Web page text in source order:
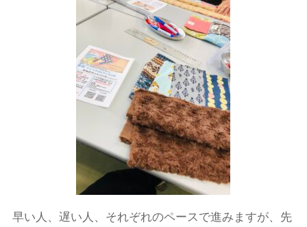
早い人、遅い人、それぞれのペースで進みますが、先